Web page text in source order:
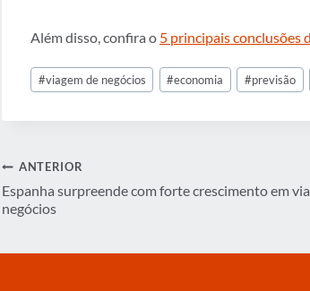
Além disso, confira o 5 principais conclusões
Tags
do
#viagem de negócios #economia #previsão
Navegação
de
Post
ANTERIOR
Espanha surpreende com forte crescimento em
negócios